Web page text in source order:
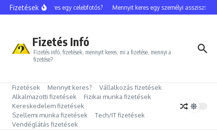
Ugrás a tartalomhoz
Fizetések
Mennyit keres egy celebfotós? Mennyit keres egy személyi asszisztens?
Fizetés Infó
Fizetés infó, fizetések, mennyit keres, mi a fizetése, mennyi a
fizetése?
Fizetések Mennyit keres?
Vállalkozás fizetések
Alkalmazotti fizetések
Fizikai munka fizetések
Kereskedelem fizetések
Szellemi munka fizetések
Tech/IT fizetések
Vendéglátás fizetések